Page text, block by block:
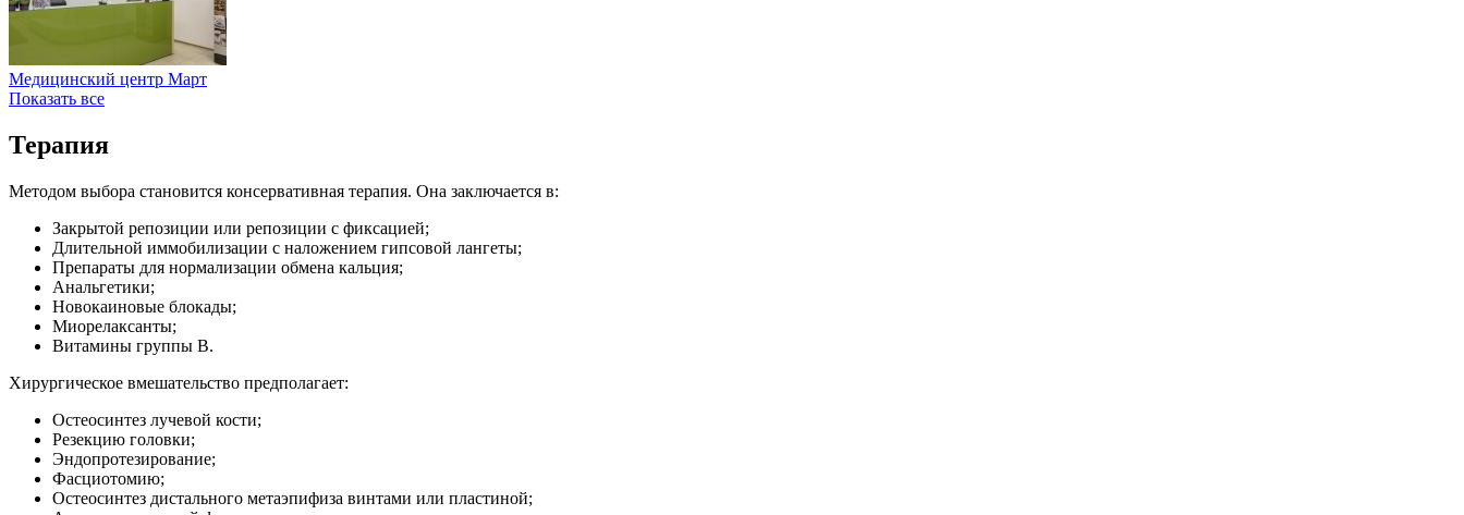
Медицинский центр Март
Показать все
Терапия
Методом выбора становится консервативная терапия. Она заключается в:
Закрытой репозиции или репозиции с фиксацией;
Длительной иммобилизации с наложением гипсовой лангеты;
Препараты для нормализации обмена кальция;
Анальгетики;
Новокаиновые блокады;
Миорелаксанты;
Витамины группы В.
Хирургическое вмешательство предполагает:
Остеосинтез лучевой кости;
Резекцию головки;
Эндопротезирование;
Фасциотомию;
Остеосинтез дистального метаэпифиза винтами или пластиной;